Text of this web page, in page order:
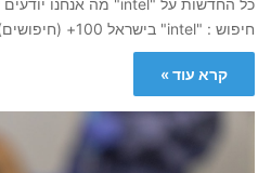
חיפוש : "intel" בישראל 100+ (חיפושים) מָקוֹר תאור…
קרא עוד »